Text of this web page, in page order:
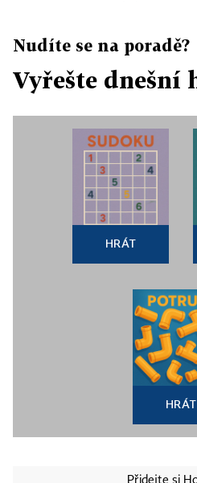
Nudíte se na poradě?
Vyřešte dnešní
HRÁT
HRÁT
Přidejte si